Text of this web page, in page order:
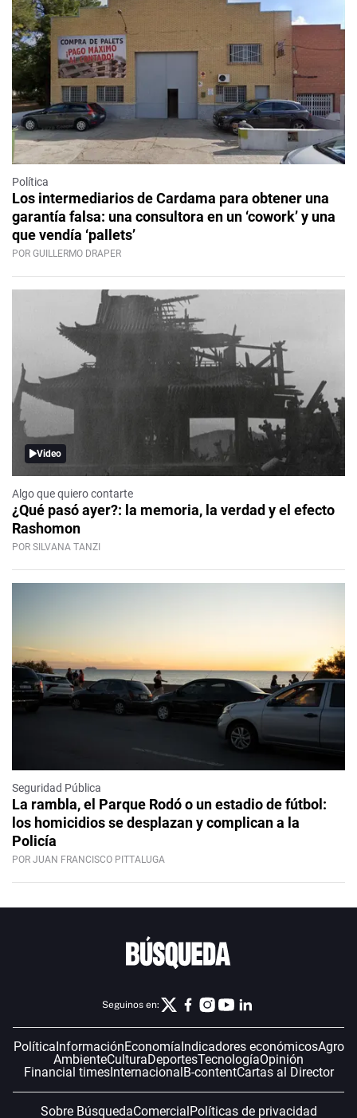
Política
Los intermediarios de Cardama para obtener una
garantía falsa: una consultora en un ‘cowork’ y una
que vendía ‘pallets’
POR GUILLERMO DRAPER
Video
Algo que quiero contarte
¿Qué pasó ayer?: la memoria, la verdad y el efecto
Rashomon
POR SILVANA TANZI
Seguridad Pública
La rambla, el Parque Rodó o un estadio de fútbol:
los homicidios se desplazan y complican a la
Policía
POR JUAN FRANCISCO PITTALUGA
Seguinos en:
PolíticaInformaciónEconomíaIndicadores económicosAgro
AmbienteCulturaDeportesTecnologíaOpinión
Financial timesInternacionalB-contentCartas al Director
Sobre BúsquedaComercialPolíticas de privacidad